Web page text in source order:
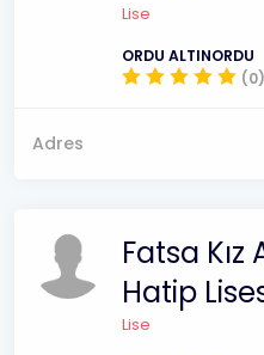
Lise
ORDU ALTINORDU
(0)
Adres
Fatsa
Hatip
Lise